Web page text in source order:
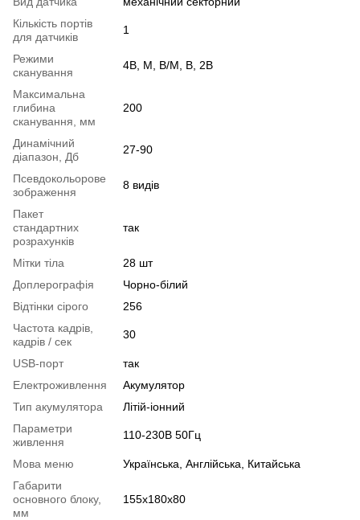
Кількість портів
для датчиків
1
Режими
сканування
4B, M, B/M, B, 2B
Максимальна
глибина
сканування, мм
200
Динамічний
діапазон, Дб
27-90
Псевдокольорове
зображення
8 видів
Пакет
стандартних
розрахунків
так
Мітки тіла
28 шт
Доплерографія
Чорно-білий
Відтінки сірого
256
Частота кадрів,
кадрів / сек
30
USB-порт
так
Електроживлення
Акумулятор
Тип акумулятора
Літій-іонний
Параметри
живлення
110-230В 50Гц
Мова меню
Українська, Англійська, Китайська
Габарити
основного блоку,
мм
155x180x80